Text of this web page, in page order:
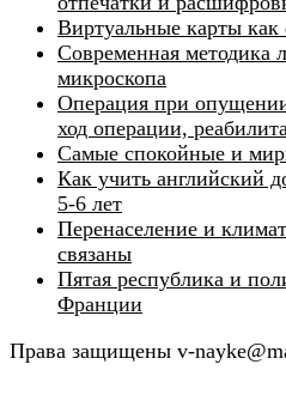
Виртуальные карты как
Современная методика
микроскопа
Операция при
ход операции,
Самые спокойные и
Как учить английский
5-6 лет
Перенаселение и
связаны
Пятая республика и
Франции
Права защищены v-